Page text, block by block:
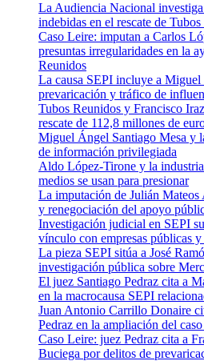
La Audiencia Nacional
indebidas en el rescate de
Caso Leire: imputan a Carlos
presuntas irregularidades en la
Reunidos
La causa SEPI incluye a
prevaricación y tráfico de
Tubos Reunidos y Francisco
rescate de 112,8 millones de
Miguel Ángel Santiago Mesa y
de información privilegiada
Aldo López-Tirone y la
medios se usan para presionar
La imputación de Julián
y renegociación del apoyo
Investigación judicial en SEPI
vínculo con empresas públicas
La pieza SEPI sitúa a José
investigación pública sobre
El juez Santiago Pedraz cita a
en la macrocausa SEPI
Juan Antonio Carrillo Donaire
Pedraz en la ampliación del
Caso Leire: juez Pedraz cita a
Buciega por delitos de